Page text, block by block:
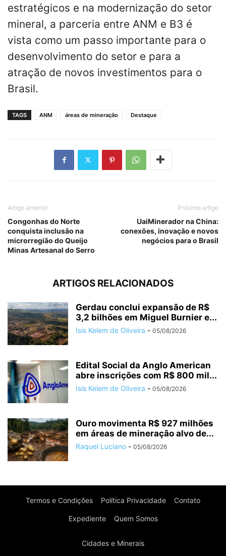
estratégicos e na modernização do setor
mineral, a parceria entre ANM e B3 é
vista como um passo importante para o
desenvolvimento do setor e para a
atração de novos investimentos para o
Brasil.
TAGS ANM áreas de mineração Destaque
Artigo anterior
Congonhas do Norte
conquista inclusão na
microrregião do Queijo
Minas Artesanal do Serro
Próximo artigo
UaiMinerador na China:
conexões, inovação e novos
negócios para o Brasil
ARTIGOS RELACIONADOS
Gerdau conclui expansão de R$
3,2 bilhões em Miguel Burnier e...
Isis Kelem de Oliveira - 05/08/2026
Edital Social da Anglo American
abre inscrições com R$ 800 mil...
Isis Kelem de Oliveira - 05/08/2026
Ouro movimenta R$ 927 milhões
em áreas de mineração alvo de...
Raquel Luciano - 05/08/2026
Termos e Condições Política Privacidade Contato
Expediente Quem Somos
Cidades e Minerais